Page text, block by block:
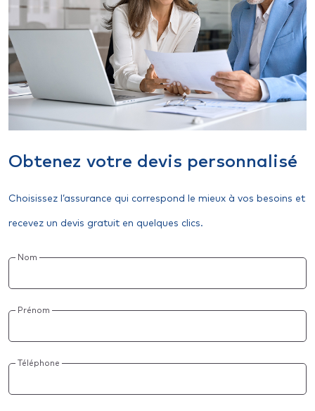
Obtenez votre devis personnalisé
Choisissez l’assurance qui correspond le mieux à vos besoins et
recevez un devis gratuit en quelques clics.
Nom
Prénom
Téléphone